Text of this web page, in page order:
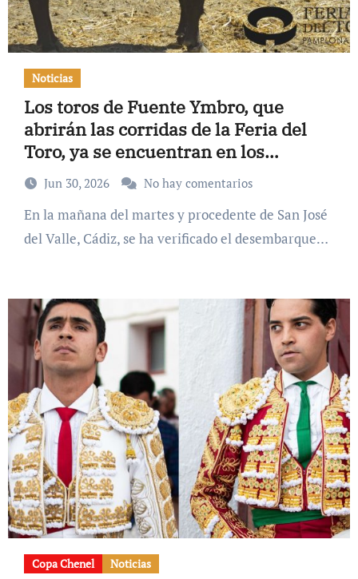
Noticias
Los toros de Fuente Ymbro, que
abrirán las corridas de la Feria del
Toro, ya se encuentran en los
Corrales del Gas
Jun 30, 2026 No hay comentarios
En la mañana del martes y procedente de San José
del Valle, Cádiz, se ha verificado el desembarque…
Copa Chenel Noticias